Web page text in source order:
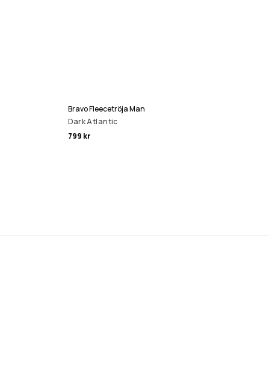
Bravo Fleecetröja Man
Dark Atlantic
799 kr